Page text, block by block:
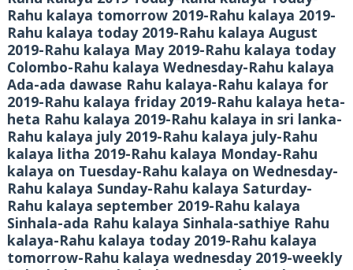
Rahu kalaya tomorrow 2019-Rahu kalaya 2019-
Rahu kalaya today 2019-Rahu kalaya August
2019-Rahu kalaya May 2019-Rahu kalaya today
Colombo-Rahu kalaya Wednesday-Rahu kalaya
Ada-ada dawase Rahu kalaya-Rahu kalaya for
2019-Rahu kalaya friday 2019-Rahu kalaya heta-
heta Rahu kalaya 2019-Rahu kalaya in sri lanka-
Rahu kalaya july 2019-Rahu kalaya july-Rahu
kalaya litha 2019-Rahu kalaya Monday-Rahu
kalaya on Tuesday-Rahu kalaya on Wednesday-
Rahu kalaya Sunday-Rahu kalaya Saturday-
Rahu kalaya september 2019-Rahu kalaya
Sinhala-ada Rahu kalaya Sinhala-sathiye Rahu
kalaya-Rahu kalaya today 2019-Rahu kalaya
tomorrow-Rahu kalaya wednesday 2019-weekly